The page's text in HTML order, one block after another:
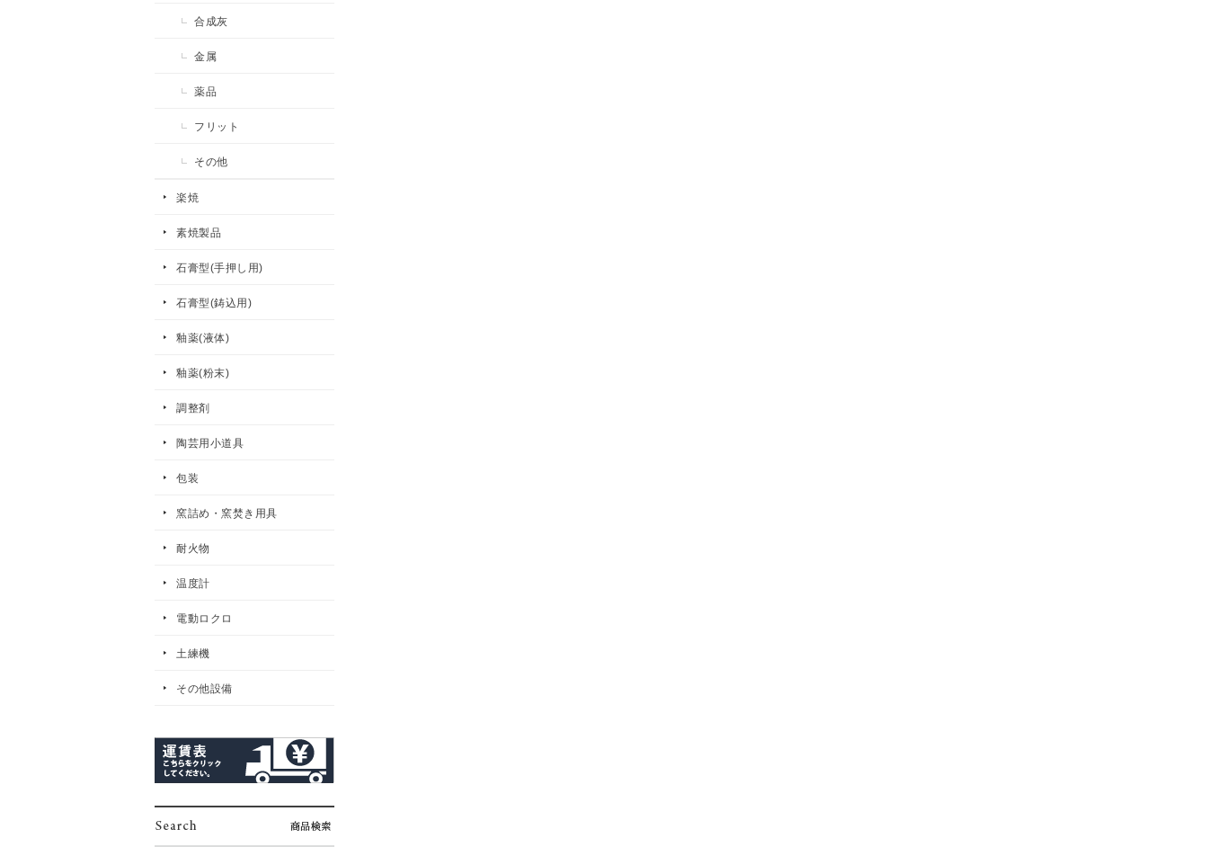
合成灰
金属
薬品
フリット
その他
楽焼
素焼製品
石膏型(手押し用)
石膏型(鋳込用)
釉薬(液体)
釉薬(粉末)
調整剤
陶芸用小道具
包装
窯詰め・窯焚き用具
耐火物
温度計
電動ロクロ
土練機
その他設備